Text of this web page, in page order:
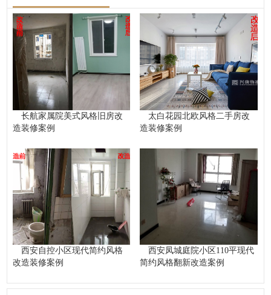
长航家属院美式风格旧房改
造装修案例
太白花园北欧风格二手房改
造装修案例
西安自控小区现代简约风格
改造装修案例
西安凤城庭院小区110平现代
简约风格翻新改造案例